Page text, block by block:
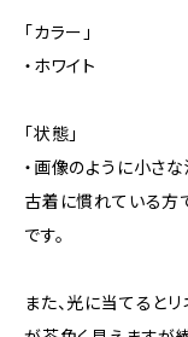
「カラー」
・ホワイト
「状態」
・画像のように小さ
古着に慣れている方
です。
また、光に当てると